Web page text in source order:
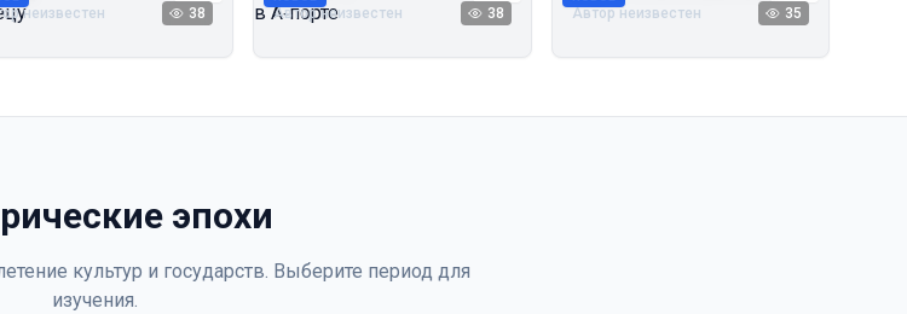
неизвестен 38 Автор неизвестен 38 Автор неизвестен 35
эпохи
культур и государств. Выберите период для
изучения.